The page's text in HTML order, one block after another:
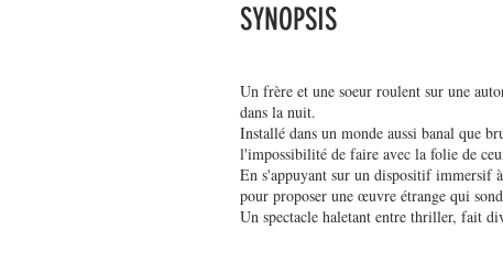
SYNOPSIS
Un frère et une soeur roulent sur une
dans la nuit.
Installé dans un monde aussi banal que
l'impossibilité de faire avec la folie de
En s'appuyant sur un dispositif immersif
pour proposer une œuvre étrange qui
Un spectacle haletant entre thriller, fait